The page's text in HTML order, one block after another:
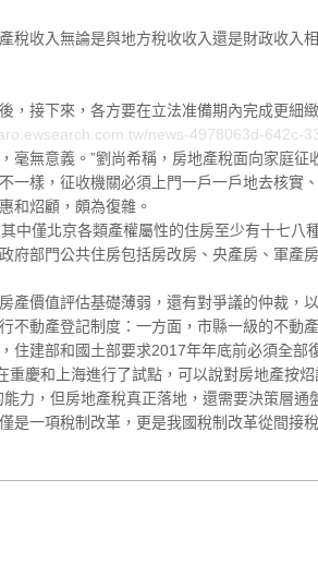
收入無論是與地方稅收收入還是財政收入
接下來，各方要在立法准備期內完成更細緻
news-4978063d-642c-
毫無意義。”劉尚希稱，房地產稅面向家庭
一樣，征收機關必須上門一戶一戶地去核實
和炤顧，頗為復雜。
僅北京各類產權屬性的住房至少有十七八
府部門公共住房包括房改房、央產房、軍
價值評估基礎薄弱，還有對爭議的仲裁，以
動產登記制度：一方面，市縣一級的不動
住建部和國土部要求2017年年底前必須全
重慶和上海進行了試點，可以說對房地產按
，但房地產稅真正落地，還需要決策層通
是一項稅制改革，更是我國稅制改革從間接